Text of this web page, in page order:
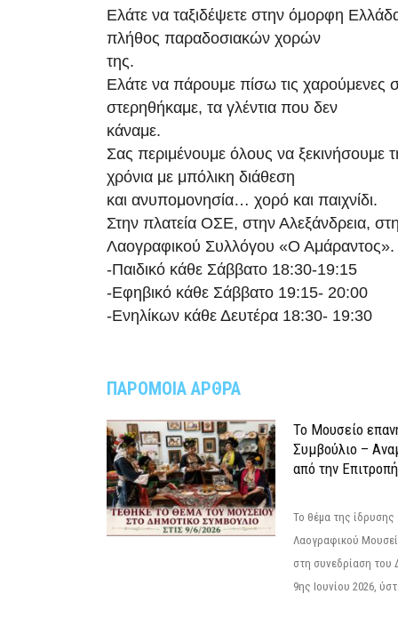
Ελάτε να ταξιδέψετε στην όμορφη
πλήθος παραδοσιακών χορών
της.
Ελάτε να πάρουμε πίσω τις χαρούμενες
στερηθήκαμε, τα γλέντια που δεν
κάναμε.
Σας περιμένουμε όλους να ξεκινήσουμε
χρόνια με μπόλικη διάθεση
και ανυπομονησία… χορό και παιχνίδι.
Στην πλατεία ΟΣΕ, στην Αλεξάνδρεια,
Λαογραφικού Συλλόγου «Ο Αμάραντος».
-Παιδικό κάθε Σάββατο 18:30-19:15
-Εφηβικό κάθε Σάββατο 19:15- 20:00
-Ενηλίκων κάθε Δευτέρα 18:30- 19:30
ΠΑΡΟΜΟΙΑ ΑΡΘΡΑ
Το Μουσείο
Συμβούλιο –
από την Επιτροπή
Το θέμα της ίδρυσης
Λαογραφικού
στη συνεδρίαση του
9ης Ιουνίου 2026,